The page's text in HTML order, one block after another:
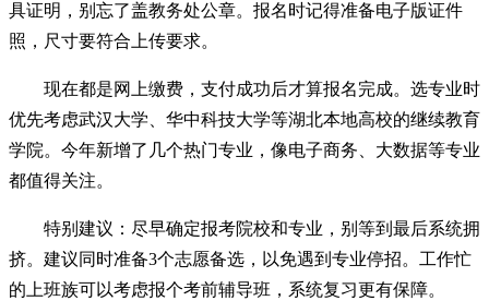
具证明，别忘了盖教务处公章。报名时记得准备电子版证件
照，尺寸要符合上传要求。
现在都是网上缴费，支付成功后才算报名完成。选专业时
优先考虑武汉大学、华中科技大学等湖北本地高校的继续教育
学院。今年新增了几个热门专业，像电子商务、大数据等专业
都值得关注。
特别建议：尽早确定报考院校和专业，别等到最后系统拥
挤。建议同时准备3个志愿备选，以免遇到专业停招。工作忙
的上班族可以考虑报个考前辅导班，系统复习更有保障。